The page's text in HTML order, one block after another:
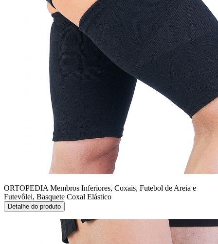
ORTOPEDIA Membros Inferiores, Coxais, Futebol de Areia e
Futevôlei, Basquete Coxal Elástico
Detalhe do produto